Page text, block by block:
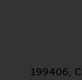
Обзоры199406,